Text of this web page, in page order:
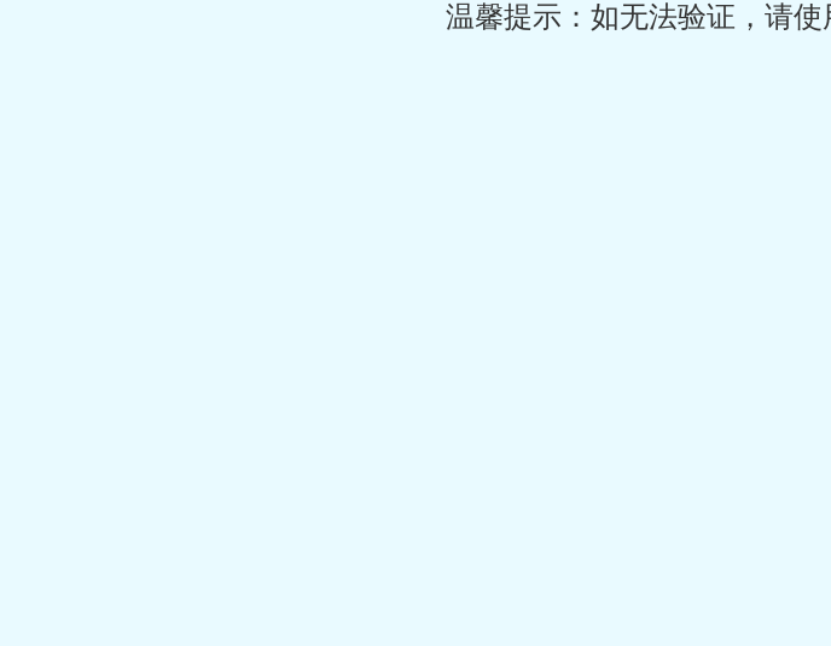
温馨提示：如无法验证，请使